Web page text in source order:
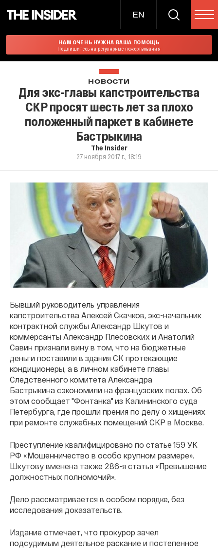
EN
НАМ ОЧЕНЬ НУЖНА ВАША ПОМОЩЬ
Подпишитесь на регулярные пожертвования
НОВОСТИ
Для экс-главы капстроительства
СКР просят шесть лет за плохо
положенный паркет в кабинете
Бастрыкина
The Insider
27 ноября 2017 г., 18:19
Бывший руководитель управления
капстроительства Алексей Скачков, экс-начальник
контрактной службы Александр Шкутов и
коммерсанты Александр Плесовских и Анатолий
Савин признали вину в том, что на бюджетные
деньги поставили в здания СК протекающие
кондиционеры, а в личном кабинете главы
Следственного комитета Александра
Бастрыкина сэкономили на французских полах. Об
этом сообщает "Фонтанка" из Калининского суда
Петербурга, где прошли прения по делу о хищениях
при ремонте служебных помещений СКР в Москве.
Преступление квалифицировано по статье 159 УК
РФ «Мошенничество в особо крупном размере».
Шкутову вменена также 286-я статья «Превышение
должностных полномочий».
Дело рассматривается в особом порядке, без
исследования доказательств.
Издание отмечает, что прокурор зачел
подсудимым деятельное раскание и постепенное